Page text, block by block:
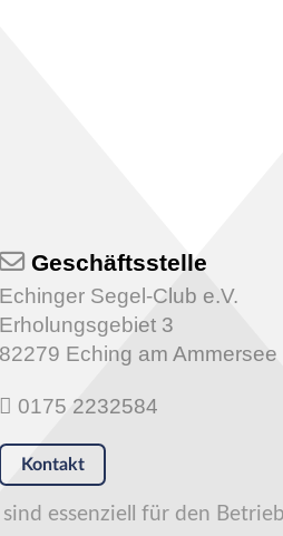
Geschäftsstelle
Echinger Segel-Club e.V.
Erholungsgebiet 3
82279 Eching am Ammersee
0175 2232584
Kontakt
essenziell für den